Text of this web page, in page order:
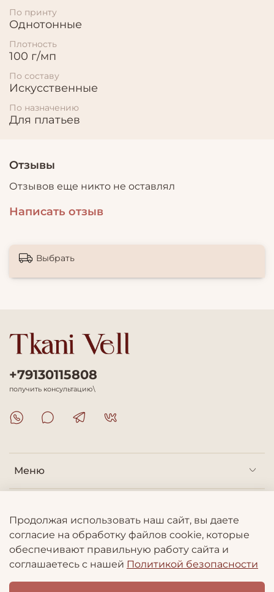
По принту
Однотонные
Плотность
100 г/мп
По составу
Искусственные
По назначению
Для платьев
Отзывы
Отзывов еще никто не оставлял
Написать отзыв
Выбрать
Меню
Информация
+79130115808
получить консультацию\
Продолжая использовать наш сайт, вы даете
согласие на обработку файлов cookie, которые
обеспечивают правильную работу сайта и
соглашаетесь с нашей Политикой безопасности